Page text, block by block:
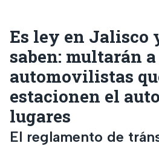
Es ley en Jalisco
saben: multarán
automovilistas
estacionen el
lugares
El reglamento de